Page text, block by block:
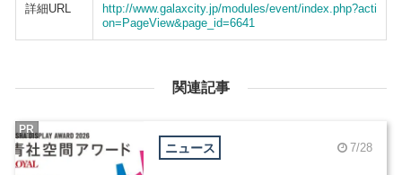
詳細URL
http://www.galaxcity.jp/modules/event/index.php?acti
on=PageView&page_id=6641
関連記事
ニュース 7/28
PR